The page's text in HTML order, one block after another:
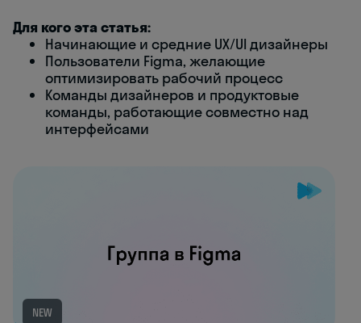
Для кого эта статья:
Начинающие и средние UX/UI дизайнеры
Пользователи Figma, желающие
оптимизировать рабочий процесс
Команды дизайнеров и продуктовые
команды, работающие совместно над
интерфейсами
NEW